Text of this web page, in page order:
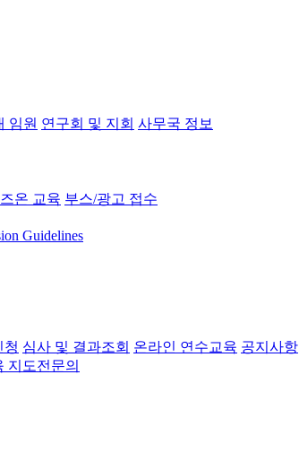
임원 연구회 및 지회 사무국 정보
온 교육 부스/광고 접수
Guidelines
청 심사 및 결과조회 온라인 연수교육 공지사항
지도전문의